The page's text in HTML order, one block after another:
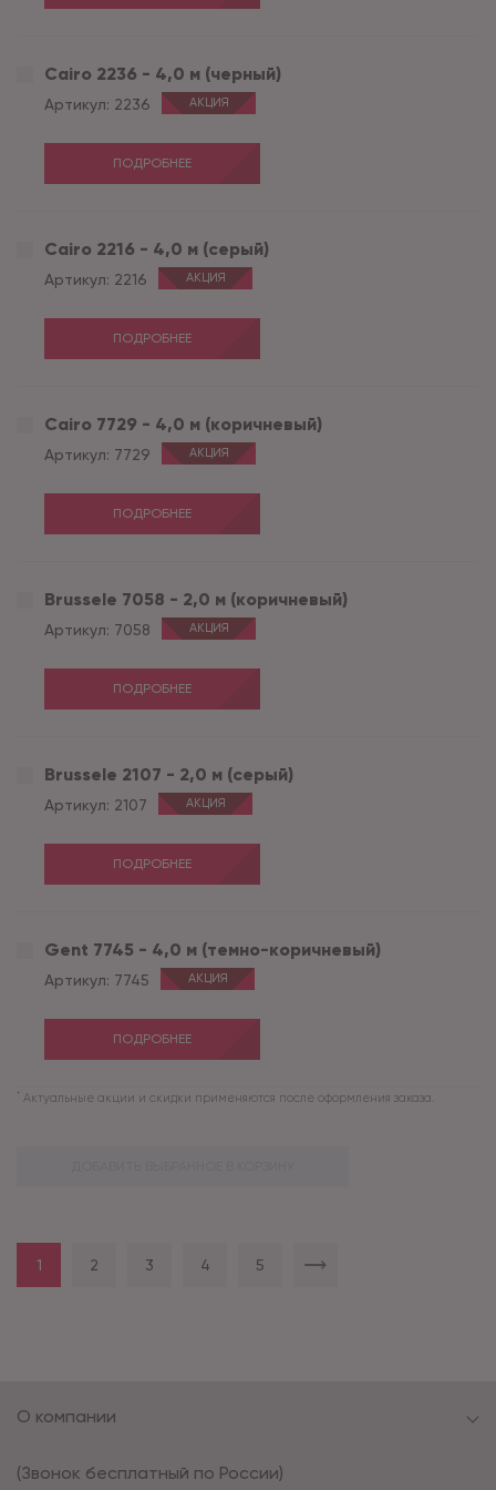
Cairo 2236 - 4,0 м (черный)
Артикул: 2236 АКЦИЯ
ПОДРОБНЕЕ
Cairo 2216 - 4,0 м (серый)
Артикул: 2216 АКЦИЯ
ПОДРОБНЕЕ
Cairo 7729 - 4,0 м (коричневый)
Артикул: 7729 АКЦИЯ
ПОДРОБНЕЕ
Brussele 7058 - 2,0 м (коричневый)
Артикул: 7058 АКЦИЯ
ПОДРОБНЕЕ
Brussele 2107 - 2,0 м (серый)
Артикул: 2107 АКЦИЯ
ПОДРОБНЕЕ
Gent 7745 - 4,0 м (темно-коричневый)
Артикул: 7745 АКЦИЯ
ПОДРОБНЕЕ
* Актуальные акции и скидки применяются после оформления заказа.
1 2 3 4 5
(Звонок бесплатный по России)
О компании